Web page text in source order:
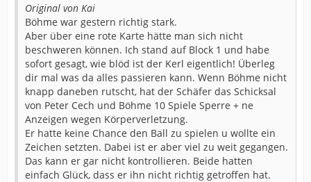
Original von Kai
Böhme war gestern richtig stark.
Aber über eine rote Karte hätte man sich nicht
beschweren können. Ich stand auf Block 1 und habe
sofort gesagt, wie blöd ist der Kerl eigentlich! Überleg
dir mal was da alles passieren kann. Wenn Böhme nicht
knapp daneben rutscht, hat der Schäfer das Schicksal
von Peter Cech und Böhme 10 Spiele Sperre + ne
Anzeigen wegen Körperverletzung.
Er hatte keine Chance den Ball zu spielen u wollte ein
Zeichen setzten. Dabei ist er aber viel zu weit gegangen.
Das kann er gar nicht kontrollieren. Beide hatten
einfach Glück, dass er ihn nicht richtig getroffen hat.